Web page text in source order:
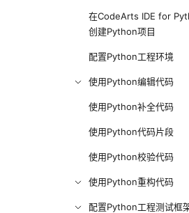
在CodeArts IDE for
创建Python项目
配置Python工程环境
使用Python编辑代码
使用Python补全代码
使用Python代码片段
使用Python校验代码
使用Python重构代码
配置Python工程测试框